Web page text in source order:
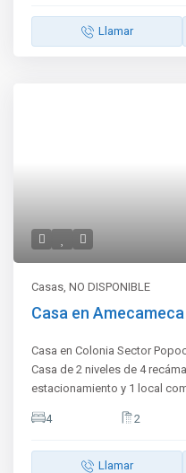
Llamar
Casas,NO DISPONIBLE
Casa en Amecameca
Casa en Colonia Sector
Casa de 2 niveles de 4
estacionamiento y 1 local
4 2
Llamar